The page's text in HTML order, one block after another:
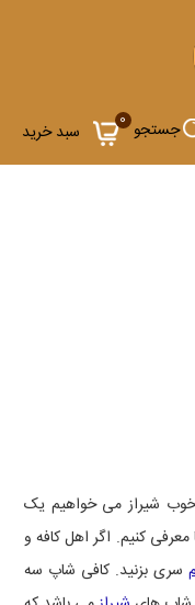
0 سبد خرید جستجو
شیراز می خواهیم یک
کنیم. اگر اهل کافه و
سری بزنید. کافی شاپ سه